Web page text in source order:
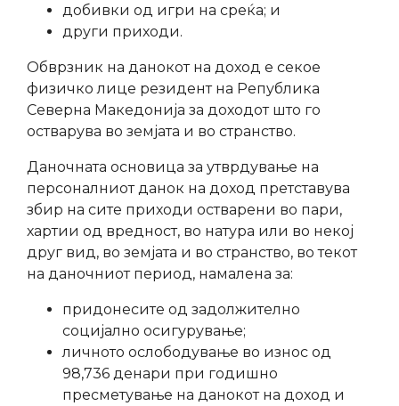
добивки од игри на среќа; и
други приходи.
Обврзник на данокот на доход е секое
физичко лице резидент на Република
Северна Македонија за доходот што го
остварува во земјата и во странство.
Даночната основица за утврдување на
персоналниот данок на доход претставува
збир на сите приходи остварени во пари,
хартии од вредност, во натура или во некој
друг вид, во земјата и во странство, во текот
на даночниот период, намалена за:
придонесите од задолжително
социјално осигурување;
личното ослободување во износ од
98,736 денари при годишно
пресметување на данокот на доход и